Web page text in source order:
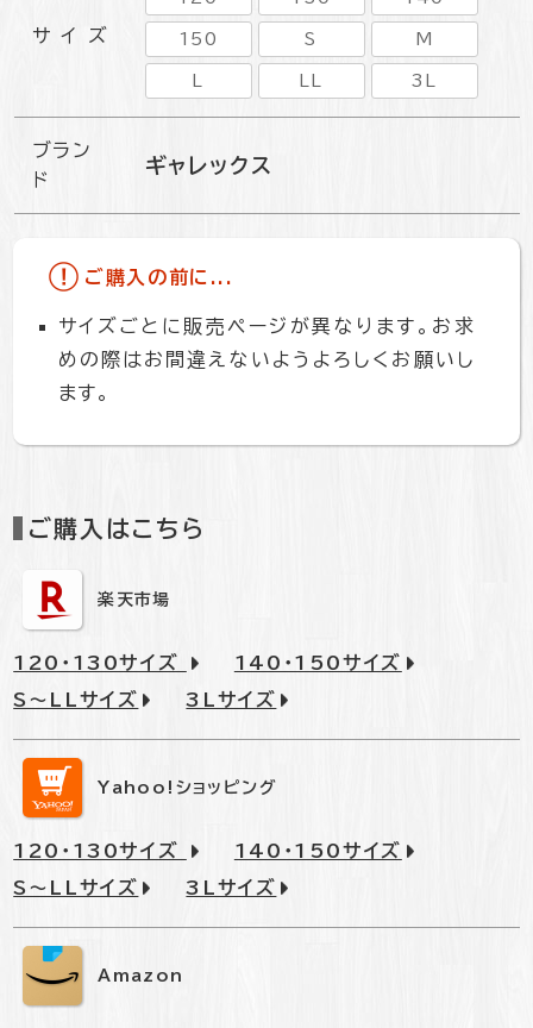
サイズ 150 S M
3L
ブラン
ド
ギャレックス
ご購入の前に...
サイズごとに販売ページが異なります。お求
めの際はお間違えないようよろしくお願いし
ます。
ご購入はこちら
楽天市場
120・130サイズ
140・150サイズ
S～LLサイズ
3Lサイズ
Yahoo!ショッピング
120・130サイズ
140・150サイズ
S～LLサイズ
3Lサイズ
Amazon